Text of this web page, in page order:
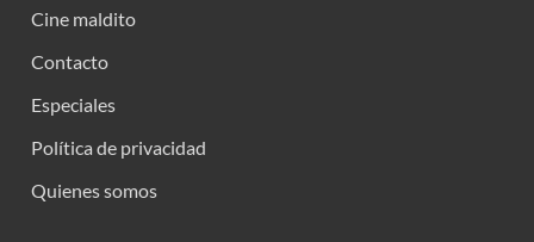
Cine maldito
Contacto
Especiales
Política de privacidad
Quienes somos